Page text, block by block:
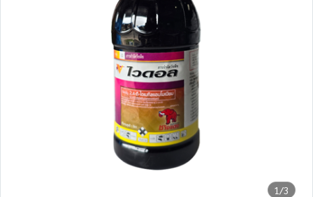
1/3